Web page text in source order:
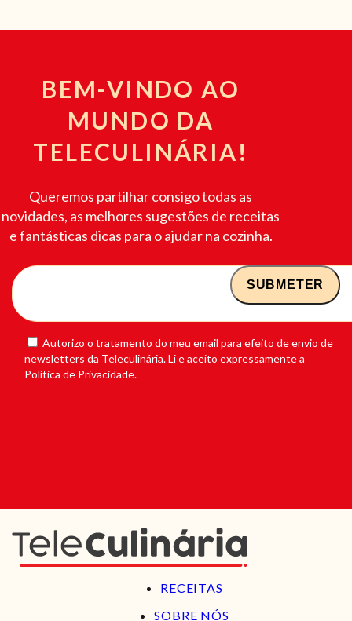
BEM-VINDO AO
MUNDO DA
TELECULINÁRIA!
Queremos partilhar consigo todas as
novidades, as melhores sugestões de receitas
e fantásticas dicas para o ajudar na cozinha.
Autorizo o tratamento do meu email para efeito de envio de
newsletters da Teleculinária. Li e aceito expressamente a
Política de Privacidade.
RECEITAS
SOBRE NÓS